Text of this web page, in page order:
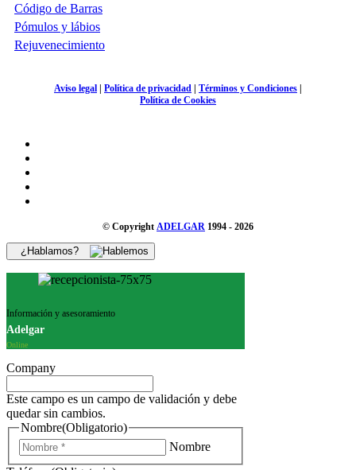
Código de Barras
Pómulos y lábios
Rejuvenecimiento
Aviso legal | Política de privacidad | Términos y Condiciones |
Política de Cookies
© Copyright ADELGAR 1994 - 2026
¿Hablamos?
Información y asesoramiento
Adelgar
Online
Company
Este campo es un campo de validación y debe
quedar sin cambios.
Nombre(Obligatorio)
Nombre